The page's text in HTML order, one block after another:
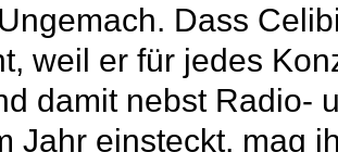
Dass
weil er für jedes
damit nebst Radio-
Jahr einsteckt, mag